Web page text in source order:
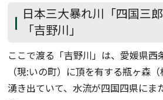
日本三大暴れ川「四国三
「吉野川」
ここで渡る「吉野川」は、愛媛県西
（現:いの町）に頂を有する瓶ヶ森
湧き出ていて、水流が四国四県にま